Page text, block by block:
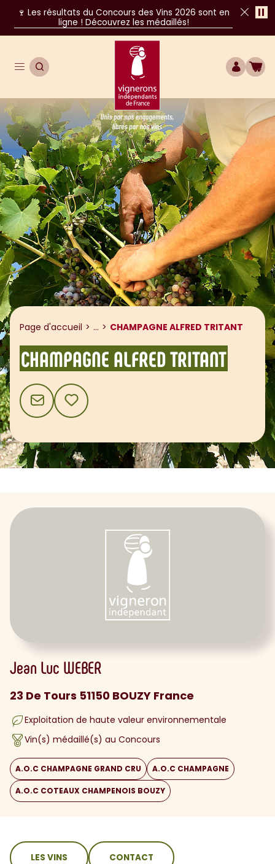
🍷 Les résultats du Concours des Vins 2026 sont en
ligne ! Découvrez les médaillés!
Ouvrir le menu de navigation
OUVRIR LA RECHERCHE
Unis par nos engagements, libres par
COMPTE
Page d'accueil ... Afficher le fil d'ariane
CHAMPAGNE ALFRED TRITANT
CHAMPAGNE ALFRED TRITANT
CONTACTAJOUTER AUX FAVORIS
Jean Luc WEBER
23 De Tours 51150 BOUZY France
Exploitation de haute valeur environnementale
Vin(s) médaillé(s) au Concours
A.O.C CHAMPAGNE GRAND CRU A.O.C CHAMPAGNE
A.O.C COTEAUX CHAMPENOIS BOUZY
sommaire
LES VINS CONTACT